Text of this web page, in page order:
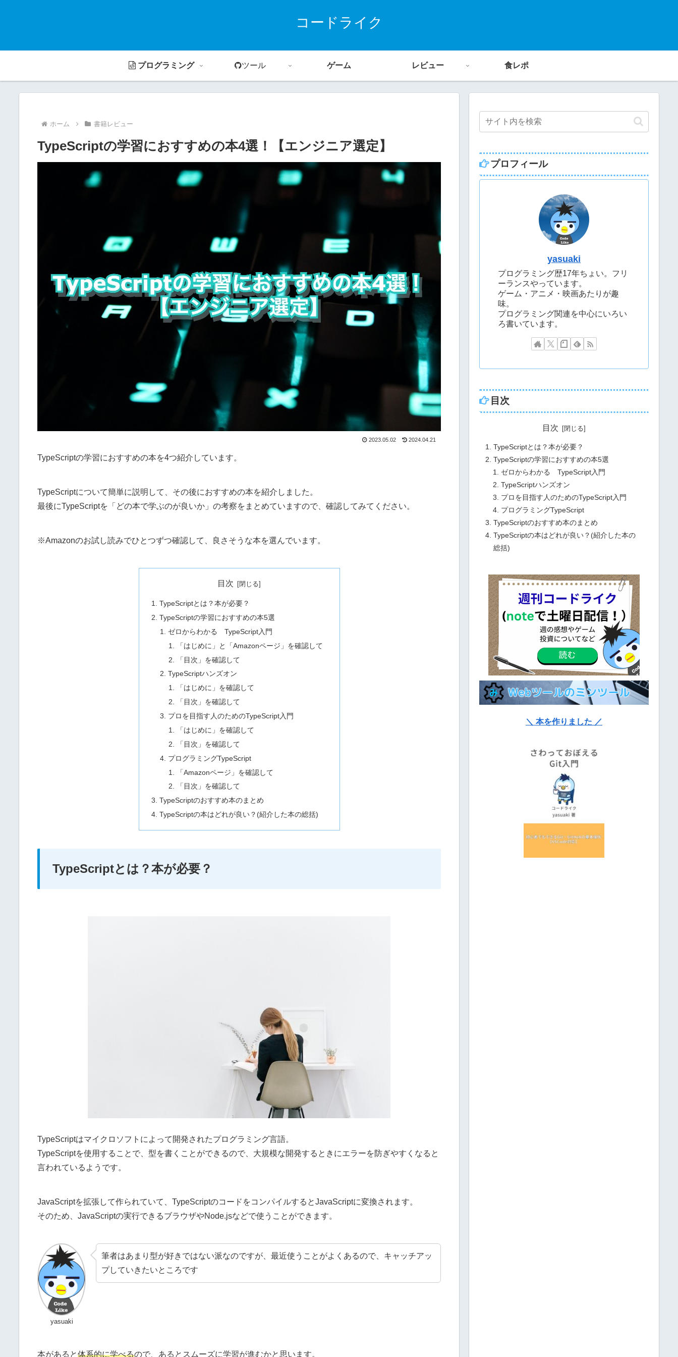
コードライク
プログラミング ツール ゲーム レビュー 食レポ
ホーム 書籍レビュー
TypeScriptの学習におすすめの本4選！【エンジニア選定】
2023.05.02 2024.04.21
TypeScriptの学習におすすめの本を4つ紹介しています。
TypeScriptについて簡単に説明して、その後におすすめの本を紹介しました。
最後にTypeScriptを「どの本で学ぶのが良いか」の考察をまとめていますので、確認してみてください。
※Amazonのお試し読みでひとつずつ確認して、良さそうな本を選んでいます。
目次
TypeScriptとは？本が必要？
TypeScriptの学習におすすめの本5選
ゼロからわかる TypeScript入門
「はじめに」と「Amazonページ」を確認して
「目次」を確認して
TypeScriptハンズオン
「はじめに」を確認して
「目次」を確認して
プロを目指す人のためのTypeScript入門
「はじめに」を確認して
「目次」を確認して
プログラミングTypeScript
「Amazonページ」を確認して
「目次」を確認して
TypeScriptのおすすめ本のまとめ
TypeScriptの本はどれが良い？(紹介した本の総括)
TypeScriptとは？本が必要？
TypeScriptはマイクロソフトによって開発されたプログラミング言語。
TypeScriptを使用することで、型を書くことができるので、大規模な開発するときにエラーを防ぎやすくなると
言われているようです。
JavaScriptを拡張して作られていて、TypeScriptのコードをコンパイルするとJavaScriptに変換されます。
そのため、JavaScriptの実行できるブラウザやNode.jsなどで使うことができます。
yasuaki
筆者はあまり型が好きではない派なのですが、最近使うことがよくあるので、キャッチアッ
プしていきたいところです
本があると体系的に学べるので、あるとスムーズに学習が進むかと思います。
プロフィール
yasuaki
プログラミング歴17年ちょい。フリ
ーランスやっています。
ゲーム・アニメ・映画あたりが趣
味。
プログラミング関連を中心にいろい
ろ書いています。
目次
目次
TypeScriptとは？本が必要？
TypeScriptの学習におすすめの本5選
ゼロからわかる TypeScript入門
TypeScriptハンズオン
プロを目指す人のためのTypeScript入門
プログラミングTypeScript
TypeScriptのおすすめ本のまとめ
TypeScriptの本はどれが良い？(紹介した本の
総括)
＼ 本を作りました ／